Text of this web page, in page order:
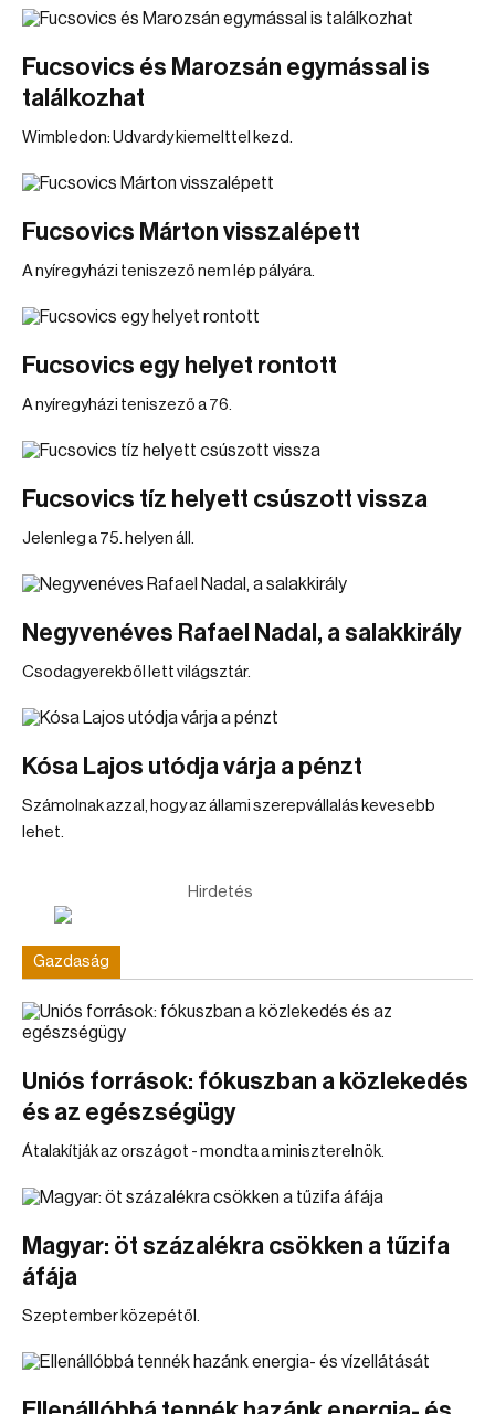
Fucsovics és Marozsán egymással is
találkozhat
Wimbledon: Udvardy kiemelttel kezd.
Fucsovics Márton visszalépett
A nyíregyházi teniszező nem lép pályára.
Fucsovics egy helyet rontott
A nyíregyházi teniszező a 76.
Fucsovics tíz helyett csúszott vissza
Jelenleg a 75. helyen áll.
Negyvenéves Rafael Nadal, a salakkirály
Csodagyerekből lett világsztár.
Kósa Lajos utódja várja a pénzt
Számolnak azzal, hogy az állami szerepvállalás kevesebb
lehet.
Hirdetés
Gazdaság
Uniós források: fókuszban a közlekedés
és az egészségügy
Átalakítják az országot - mondta a miniszterelnök.
Magyar: öt százalékra csökken a tűzifa
áfája
Szeptember közepétől.